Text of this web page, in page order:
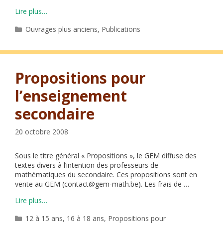
Lire plus…
Catégories
Ouvrages plus anciens, Publications
Propositions pour
l’enseignement
secondaire
20 octobre 2008
Sous le titre général « Propositions », le GEM diffuse des
textes divers à l’intention des professeurs de
mathématiques du secondaire. Ces propositions sont en
vente au GEM (contact@gem-math.be). Les frais de …
Lire plus…
Catégories
12 à 15 ans, 16 à 18 ans, Propositions pour